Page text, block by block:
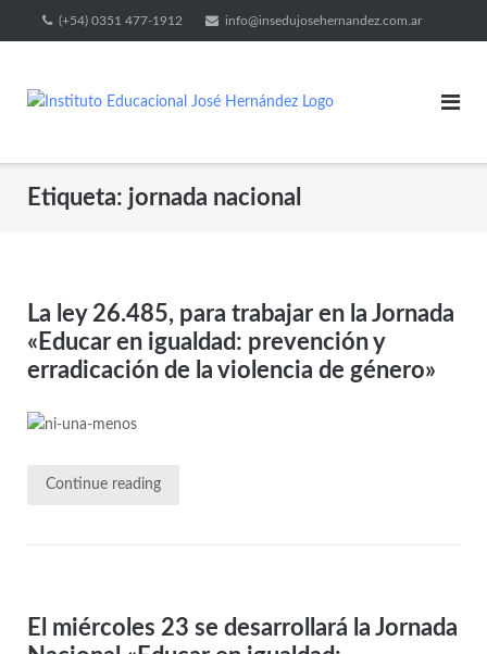
(+54) 0351 477-1912 info@insedujosehernandez.com.ar
Etiqueta: jornada nacional
La ley 26.485, para trabajar en la Jornada
«Educar en igualdad: prevención y
erradicación de la violencia de género»
Continue reading
El miércoles 23 se desarrollará la Jornada